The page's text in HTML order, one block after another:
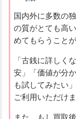
国内外に多数の
の質がとても高
めてもらうこと
「古銭に詳しく
安」「価値が分
も試してみたい
ご利用いただけま
また、もし買取